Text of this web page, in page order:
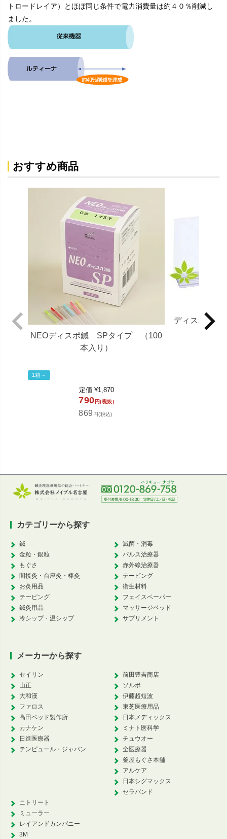
トロードレイア）とほぼ同じ条件で電力消費量は約４０％削減し
ました。
おすすめ商品
NEOディスポ鍼 SPタイプ （100
本入り）
1箱～
定価 ¥1,870
790 円(税抜)
869 円(税込)
ディスポペー
カテゴリーから探す
鍼
金粒・銀粒
もぐさ
間接灸・台座灸・棒灸
お灸用品
テーピング
鍼灸用品
冷シップ・温シップ
滅菌・消毒
パルス治療器
赤外線治療器
テーピング
衛生材料
フェイスペーパー
マッサージベッド
サプリメント
メーカーから探す
セイリン
山正
大和漢
ファロス
高田ベッド製作所
カナケン
日進医療器
テンピュール・ジャパン
前田豊吉商店
ソルボ
伊藤超短波
東芝医療用品
日本メディックス
ミナト医科学
チュウオー
全医療器
釜屋もぐさ本舗
アルケア
日本シグマックス
セラバンド
ニトリート
ミューラー
レイアンドカンパニー
3M